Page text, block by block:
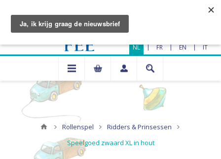
NL | FR | EN | IT
Rollenspel
Ridders & Prinsessen
Speelgoed zwaard XL in hout